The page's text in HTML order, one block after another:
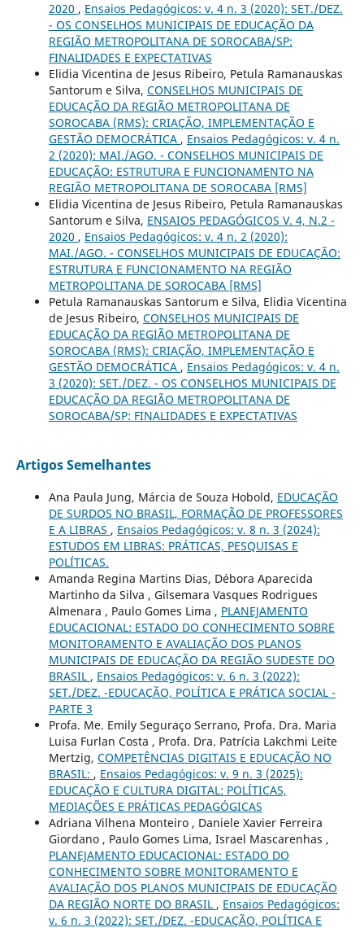
2020 , Ensaios Pedagógicos: v. 4 n. 3 (2020): SET./DEZ.
- OS CONSELHOS MUNICIPAIS DE EDUCAÇÃO DA
REGIÃO METROPOLITANA DE SOROCABA/SP:
FINALIDADES E EXPECTATIVAS
Elidia Vicentina de Jesus Ribeiro, Petula Ramanauskas
Santorum e Silva, CONSELHOS MUNICIPAIS DE
EDUCAÇÃO DA REGIÃO METROPOLITANA DE
SOROCABA (RMS): CRIAÇÃO, IMPLEMENTAÇÃO E
GESTÃO DEMOCRÁTICA , Ensaios Pedagógicos: v. 4 n.
2 (2020): MAI./AGO. - CONSELHOS MUNICIPAIS DE
EDUCAÇÃO: ESTRUTURA E FUNCIONAMENTO NA
REGIÃO METROPOLITANA DE SOROCABA [RMS]
Elidia Vicentina de Jesus Ribeiro, Petula Ramanauskas
Santorum e Silva, ENSAIOS PEDAGÓGICOS V. 4, N.2 -
2020 , Ensaios Pedagógicos: v. 4 n. 2 (2020):
MAI./AGO. - CONSELHOS MUNICIPAIS DE EDUCAÇÃO:
ESTRUTURA E FUNCIONAMENTO NA REGIÃO
METROPOLITANA DE SOROCABA [RMS]
Petula Ramanauskas Santorum e Silva, Elidia Vicentina
de Jesus Ribeiro, CONSELHOS MUNICIPAIS DE
EDUCAÇÃO DA REGIÃO METROPOLITANA DE
SOROCABA (RMS): CRIAÇÃO, IMPLEMENTAÇÃO E
GESTÃO DEMOCRÁTICA , Ensaios Pedagógicos: v. 4 n.
3 (2020): SET./DEZ. - OS CONSELHOS MUNICIPAIS DE
EDUCAÇÃO DA REGIÃO METROPOLITANA DE
SOROCABA/SP: FINALIDADES E EXPECTATIVAS
Artigos Semelhantes
Ana Paula Jung, Márcia de Souza Hobold, EDUCAÇÃO
DE SURDOS NO BRASIL, FORMAÇÃO DE PROFESSORES
E A LIBRAS , Ensaios Pedagógicos: v. 8 n. 3 (2024):
ESTUDOS EM LIBRAS: PRÁTICAS, PESQUISAS E
POLÍTICAS.
Amanda Regina Martins Dias, Débora Aparecida
Martinho da Silva , Gilsemara Vasques Rodrigues
Almenara , Paulo Gomes Lima , PLANEJAMENTO
EDUCACIONAL: ESTADO DO CONHECIMENTO SOBRE
MONITORAMENTO E AVALIAÇÃO DOS PLANOS
MUNICIPAIS DE EDUCAÇÃO DA REGIÃO SUDESTE DO
BRASIL , Ensaios Pedagógicos: v. 6 n. 3 (2022):
SET./DEZ. -EDUCAÇÃO, POLÍTICA E PRÁTICA SOCIAL -
PARTE 3
Profa. Me. Emily Seguraço Serrano, Profa. Dra. Maria
Luisa Furlan Costa , Profa. Dra. Patrícia Lakchmi Leite
Mertzig, COMPETÊNCIAS DIGITAIS E EDUCAÇÃO NO
BRASIL: , Ensaios Pedagógicos: v. 9 n. 3 (2025):
EDUCAÇÃO E CULTURA DIGITAL: POLÍTICAS,
MEDIAÇÕES E PRÁTICAS PEDAGÓGICAS
Adriana Vilhena Monteiro , Daniele Xavier Ferreira
Giordano , Paulo Gomes Lima, Israel Mascarenhas ,
PLANEJAMENTO EDUCACIONAL: ESTADO DO
CONHECIMENTO SOBRE MONITORAMENTO E
AVALIAÇÃO DOS PLANOS MUNICIPAIS DE EDUCAÇÃO
DA REGIÃO NORTE DO BRASIL , Ensaios Pedagógicos:
v. 6 n. 3 (2022): SET./DEZ. -EDUCAÇÃO, POLÍTICA E